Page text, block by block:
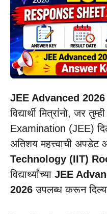
JEE Advanced
विद्यार्थी मित्रांनो, जर
Examination (JEE)
अतिशय महत्त्वाची
Technology (IIT)
विद्यार्थ्यांच्या JEE
2026उपलब्ध करून